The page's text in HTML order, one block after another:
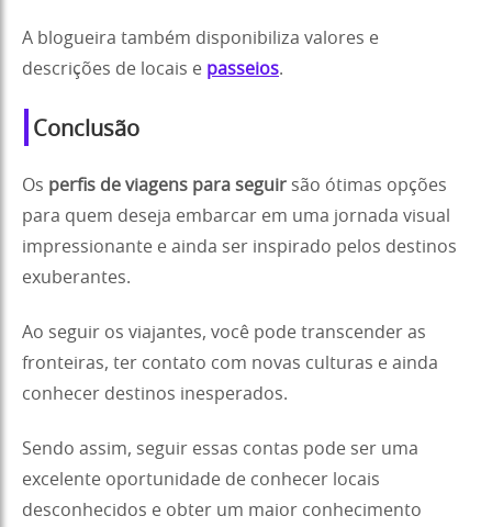
A blogueira também disponibiliza valores e
descrições de locais e passeios.
Conclusão
Os perfis de viagens para seguir são ótimas opções
para quem deseja embarcar em uma jornada visual
impressionante e ainda ser inspirado pelos destinos
exuberantes.
Ao seguir os viajantes, você pode transcender as
fronteiras, ter contato com novas culturas e ainda
conhecer destinos inesperados.
Sendo assim, seguir essas contas pode ser uma
excelente oportunidade de conhecer locais
desconhecidos e obter um maior conhecimento